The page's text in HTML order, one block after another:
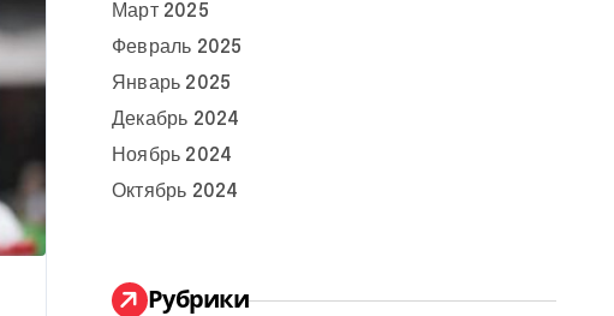
Март 2025
Февраль 2025
Январь 2025
Декабрь 2024
Ноябрь 2024
Октябрь 2024
Рубрики